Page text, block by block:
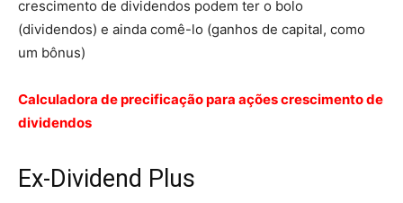
crescimento de dividendos podem ter o bolo
(dividendos) e ainda comê-lo (ganhos de capital, como
um bônus)
Calculadora de precificação para ações crescimento de
dividendos
Ex-Dividend Plus